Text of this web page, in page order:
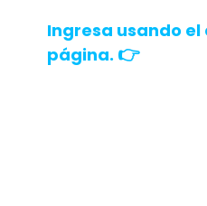
Ingresa usando el
página. 👉